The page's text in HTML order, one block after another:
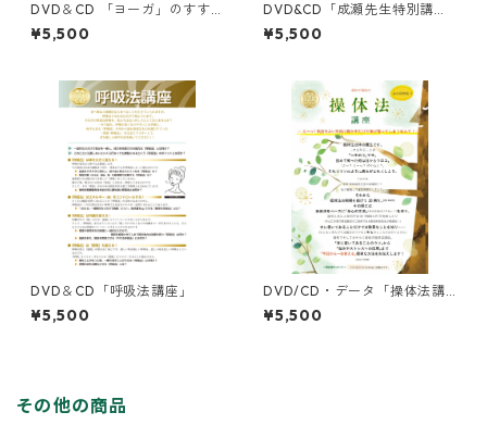
DVD＆CD 「ヨーガ」のすす
め（とっておきの運動法2）
¥5,500
DVD&CD「成瀬先生特別講座
【ヨガの基本】」
¥5,500
DVD＆CD「呼吸法講座」
¥5,500
DVD/CD・データ「操体法講
座」
¥5,500
その他の商品